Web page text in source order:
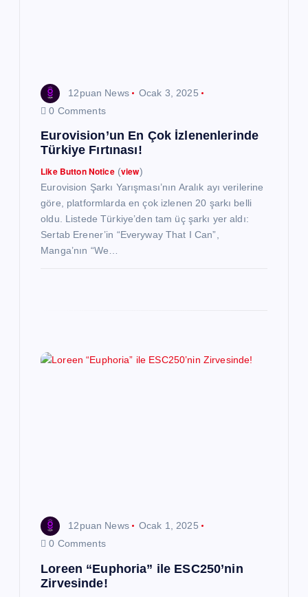
12puan News
Ocak 3, 2025
0 Comments
Eurovision’un En Çok İzlenenlerinde
Türkiye Fırtınası!
Like Button Notice(view)
Eurovision Şarkı Yarışması’nın Aralık ayı verilerine
göre, platformlarda en çok izlenen 20 şarkı belli
oldu. Listede Türkiye’den tam üç şarkı yer aldı:
Sertab Erener’in “Everyway That I Can”,
Manga’nın “We…
12puan News
Ocak 1, 2025
0 Comments
Loreen “Euphoria” ile ESC250’nin
Zirvesinde!